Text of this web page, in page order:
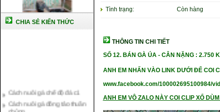
CHIA SẺ KIẾN THỨC
Cách nuôi gà đông tảo thuần
chủng
Kỹ thuật nuôi gà con mới nở
Tình trạng: Còn hàng
THÔNG TIN CHI TIẾT
SỐ 12.BÁN GÀ ÚA - CÂN NẶNG : 2.750
ANH EM NHẤN VÀO LINK DƯỚI ĐỂ COI
www.facebook.com/100002695100984/
ANH EM VÔ ZALO NÀY COI CLIP XỔ